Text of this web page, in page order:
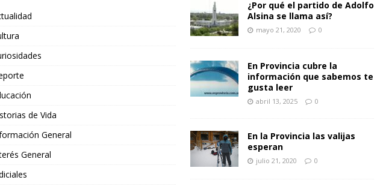
de Vida
General
General
¿Por qué el partido de Adolfo
Alsina se llama así?
mayo 21, 2020 0
En Provincia cubre la
información que sabemos te
gusta leer
abril 13, 2025 0
En la Provincia las valijas
esperan
julio 21, 2020 0